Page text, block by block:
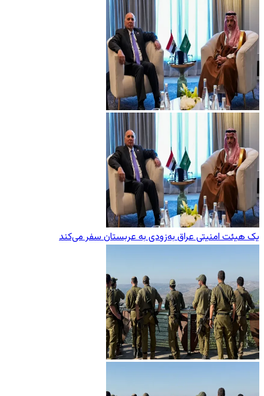
یک هیئت امنیتی عراق به‌زودی به عربستان سفر می‌کند